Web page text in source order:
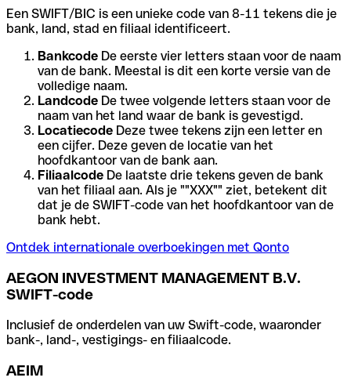
Een SWIFT/BIC is een unieke code van 8-11 tekens die je
bank, land, stad en filiaal identificeert.
Bankcode De eerste vier letters staan voor de naam
van de bank. Meestal is dit een korte versie van de
volledige naam.
Landcode De twee volgende letters staan voor de
naam van het land waar de bank is gevestigd.
Locatiecode Deze twee tekens zijn een letter en
een cijfer. Deze geven de locatie van het
hoofdkantoor van de bank aan.
Filiaalcode De laatste drie tekens geven de bank
van het filiaal aan. Als je ""XXX"" ziet, betekent dit
dat je de SWIFT-code van het hoofdkantoor van de
bank hebt.
Ontdek internationale overboekingen met Qonto
AEGON INVESTMENT MANAGEMENT B.V.
SWIFT-code
Inclusief de onderdelen van uw Swift-code, waaronder
bank-, land-, vestigings- en filiaalcode.
AEIM